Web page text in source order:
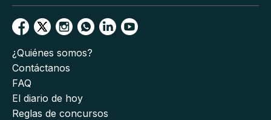
¿Quiénes somos?
Contáctanos
FAQ
El diario de hoy
Reglas de concursos